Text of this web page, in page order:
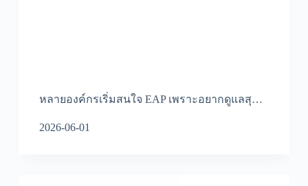
หลายองค์กรเริ่มสนใจ EAP เพราะอยากดูแลสุ…
2026-06-01